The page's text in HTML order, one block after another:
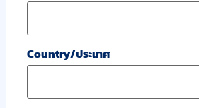
Country/ประเทศ